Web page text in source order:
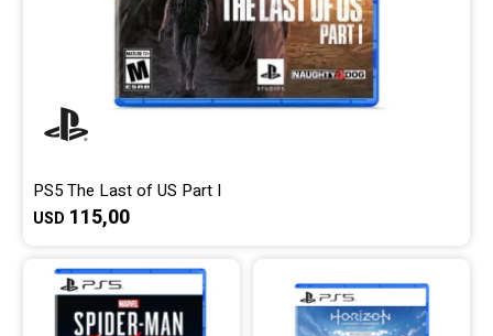
PS5 The Last of US Part I
USD 115,00